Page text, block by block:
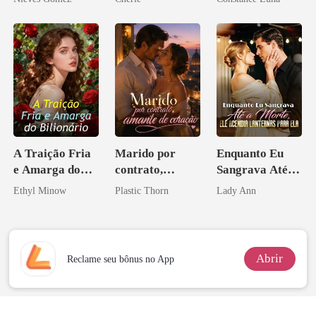
licantropos
A Traição Fria
e Amarga do
Bilionário
Ethyl Minow
Marido por
contrato,
amante de
Plastic Thorn
Enquanto Eu
Sangrava Até a
Morte, Ele
Ela
Lady Ann
Reclame seu bônus no App Abrir